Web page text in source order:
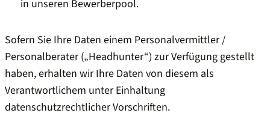
in unseren Bewerberpool.
Sofern Sie Ihre Daten einem Personalvermittler /
Personalberater („Headhunter“) zur Verfügung gestellt
haben, erhalten wir Ihre Daten von diesem als
Verantwortlichem unter Einhaltung
datenschutzrechtlicher Vorschriften.